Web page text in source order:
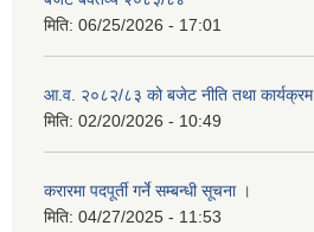
मिति: 06/25/2026 - 17:01
आ.व. २०८२/८३ को बजेट नीति तथा कार्यक्रम
मिति: 02/20/2026 - 10:49
करारमा पदपूर्ती गर्ने सम्बन्धी सूचना ।
मिति: 04/27/2025 - 11:53